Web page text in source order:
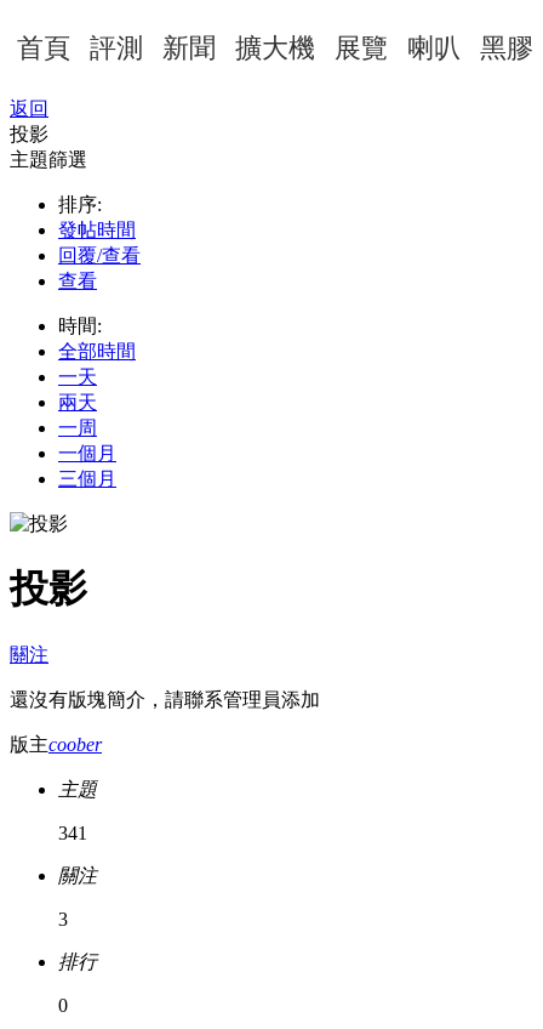
首頁 評測 新聞 擴大機 展覽 喇叭 黑膠
返回
投影
主題篩選
排序:
發帖時間
回覆/查看
查看
時間:
全部時間
一天
兩天
一周
一個月
三個月
投影
關注
還沒有版塊簡介，請聯系管理員添加
版主coober
主題
341
關注
3
排行
0